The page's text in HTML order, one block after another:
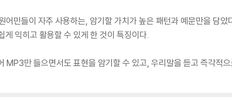
민들이 자주 사용하는, 암기할 가치가 높은 패턴과 예문만을 담았다
익히고 활용할 수 있게 한 것이 특징이다.
만 들으면서도 표현을 암기할 수 있고, 우리말을 듣고 즉각적